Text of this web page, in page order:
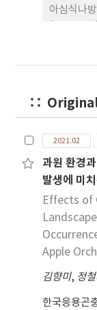
아심식나
페로몬 미
소하였으
사과원에
력 감소는
복숭아원
상도 상관
획수가 너
에서 복숭
찰에 이용
2021.02
과원 환경
발생에 미
Effects of
Apple
김향미, 정
한국응용곤